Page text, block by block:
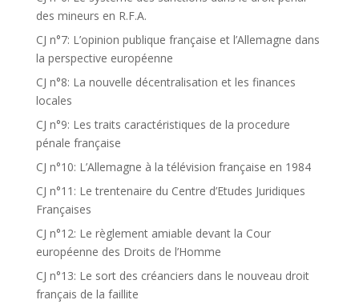
des mineurs en R.F.A.
CJ n°7: L’opinion publique française et l’Allemagne dans
la perspective européenne
CJ n°8: La nouvelle décentralisation et les finances
locales
CJ n°9: Les traits caractéristiques de la procedure
pénale française
CJ n°10: L’Allemagne à la télévision française en 1984
CJ n°11: Le trentenaire du Centre d’Etudes Juridiques
Françaises
CJ n°12: Le règlement amiable devant la Cour
européenne des Droits de l’Homme
CJ n°13: Le sort des créanciers dans le nouveau droit
français de la faillite